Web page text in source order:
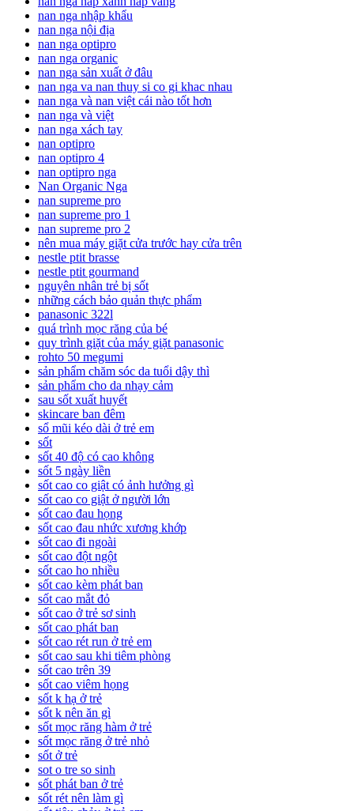
nan nga nhập khẩu
nan nga nội địa
nan nga optipro
nan nga organic
nan nga sản xuất ở đâu
nan nga va nan thuy si co gi khac nhau
nan nga và nan việt cái nào tốt hơn
nan nga và việt
nan nga xách tay
nan optipro
nan optipro 4
nan optipro nga
Nan Organic Nga
nan supreme pro
nan supreme pro 1
nan supreme pro 2
nên mua máy giặt cửa trước hay cửa trên
nestle ptit brasse
nestle ptit gourmand
nguyên nhân trẻ bị sốt
những cách bảo quản thực phẩm
panasonic 322l
quá trình mọc răng của bé
quy trình giặt của máy giặt panasonic
rohto 50 megumi
sản phẩm chăm sóc da tuổi dậy thì
sản phẩm cho da nhạy cảm
sau sốt xuất huyết
skincare ban đêm
sổ mũi kéo dài ở trẻ em
sốt
sốt 40 độ có cao không
sốt 5 ngày liền
sốt cao co giật có ảnh hưởng gì
sốt cao co giật ở người lớn
sốt cao đau họng
sốt cao đau nhức xương khớp
sốt cao đi ngoài
sốt cao đột ngột
sốt cao ho nhiều
sốt cao kèm phát ban
sốt cao mắt đỏ
sốt cao ở trẻ sơ sinh
sốt cao phát ban
sốt cao rét run ở trẻ em
sốt cao sau khi tiêm phòng
sốt cao trên 39
sốt cao viêm họng
sốt k hạ ở trẻ
sốt k nên ăn gì
sốt mọc răng hàm ở trẻ
sốt mọc răng ở trẻ nhỏ
sốt ở trẻ
sot o tre so sinh
sốt phát ban ở trẻ
sốt rét nên làm gì